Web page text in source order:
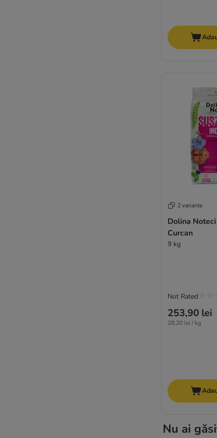
2 variante
Dolina
Curcan
9 kg
253,90 lei
28,20 lei / kg
Not Rated
Nu ai